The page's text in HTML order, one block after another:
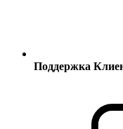
Поддержка